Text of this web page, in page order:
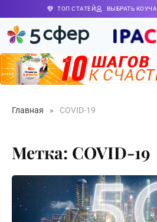
ТОП СТАТЕЙ ВЫБРАТЬ КОУЧА
Главная » COVID-19
Метка: COVID-19